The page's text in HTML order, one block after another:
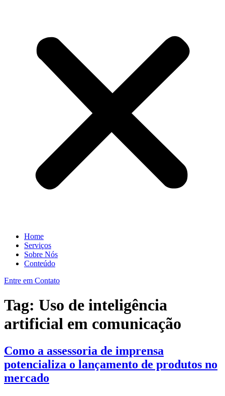
Home
Serviços
Sobre Nós
Conteúdo
Entre em Contato
Tag: Uso de inteligência
artificial em comunicação
Como a assessoria de imprensa
potencializa o lançamento de produtos no
mercado